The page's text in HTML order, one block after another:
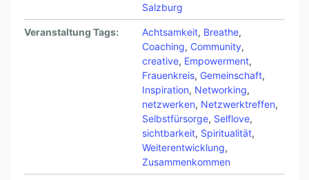
Salzburg
Veranstaltung Tags: Achtsamkeit, Breathe,
Coaching, Community,
creative, Empowerment,
Frauenkreis, Gemeinschaft,
Inspiration, Networking,
netzwerken, Netzwerktreffen,
Selbstfürsorge, Selflove,
sichtbarkeit, Spiritualität,
Weiterentwicklung,
Zusammenkommen